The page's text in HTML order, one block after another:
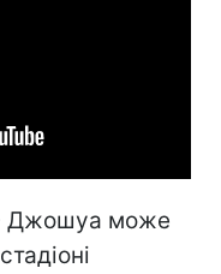
Джошуа може